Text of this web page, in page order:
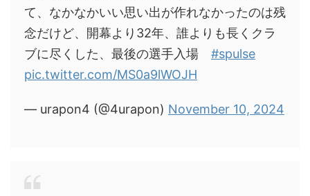
て、なかなかいい思い出が作れなかったのは残
念だけど、開幕より32年、誰よりも長くクラ
ブに尽くした、最後の選手入場 #spulse
pic.twitter.com/MS0a9lWOJH
— urapon4 (@4urapon) November 10, 2024